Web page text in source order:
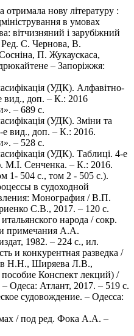
нову літературу :
в умовах
вітчизняний і зарубіжний
Ред. С. Чернова, В.
П. Жукаускаса,
– Запоріжжя:
(УДК). Алфавітно-
вид., доп. – К.: 2016
– 689 с.
(УДК). Зміни та
е вид., доп. – К.: 2016.
– 528 с.
(УДК). Таблиці. 4-е
М.І. Сенченка. – К.: 2016.
1- 504 с., том 2 - 505 с.).
в судоходной
Монография / В.П.
С.В., 2017. – 120 с.
народа / сокр.
примечания А.А.
1982. – 224 с., ил.
и конкурентная разведка /
Н.Н., Ширяева Л.В.,
Конспект лекций) /
Одеса: Атлант, 2017. – 519 с.
судовождение. – Одесса:
/ под ред. Фока А.А. –